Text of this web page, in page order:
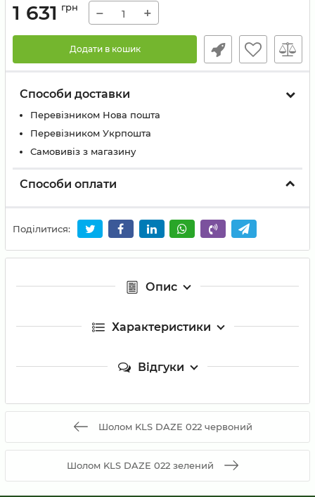
1 631 грн − +
Додати в кошик
Способи доставки
Перевізником Нова пошта
Перевізником Укрпошта
Самовивіз з магазину
Способи оплати
Поділитися:
Опис
Характеристики
Відгуки
Шолом KLS DAZE 022 червоний
Шолом KLS DAZE 022 зелений